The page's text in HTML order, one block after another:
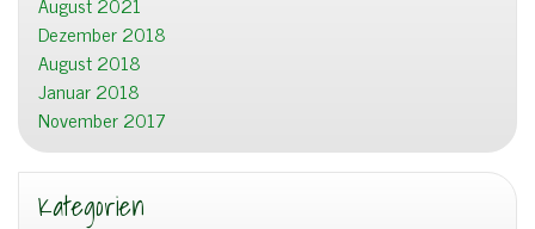
Dezember 2018
August 2018
Januar 2018
November 2017
Kategorien